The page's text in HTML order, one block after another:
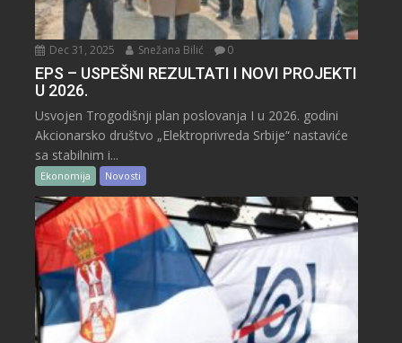
Dec 31, 2025 Snežana Bilić 0
EPS – USPEŠNI REZULTATI I NOVI PROJEKTI
U 2026.
Usvojen Trogodišnji plan poslovanja I u 2026. godini
Akcionarsko društvo „Elektroprivreda Srbije“ nastaviće
sa stabilnim i...
Ekonomija Novosti